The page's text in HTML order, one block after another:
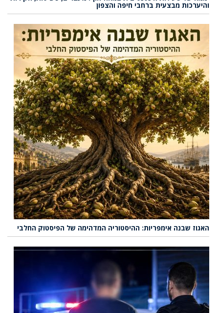
והיערכות מבצעית ברחבי חיפה והצפון
האגוז שבנה אימפריות: ההיסטוריה המדהימה של הפיסטוק החלבי